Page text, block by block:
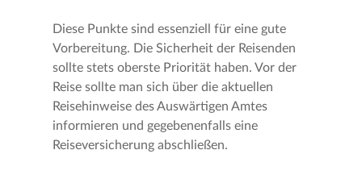
Diese Punkte sind essenziell für eine gute
Vorbereitung. Die Sicherheit der Reisenden
sollte stets oberste Priorität haben. Vor der
Reise sollte man sich über die aktuellen
Reisehinweise des Auswärtigen Amtes
informieren und gegebenenfalls eine
Reiseversicherung abschließen.